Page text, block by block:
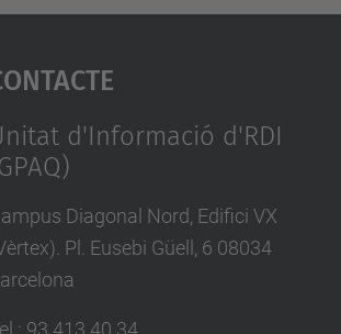
d'Informació d'RDI
Diagonal Nord, Edifici VX
Pl. Eusebi Güell, 6 08034
: 93 413 40 34